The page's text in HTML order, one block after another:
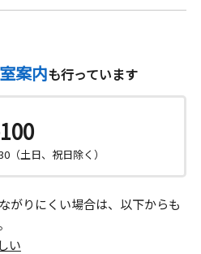
案内も行っています
（土日、祝日除く）
がりにくい場合は、以下からも
い